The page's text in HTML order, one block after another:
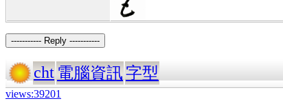
----------- Reply -----------
cht 電腦資訊字型
views:39201